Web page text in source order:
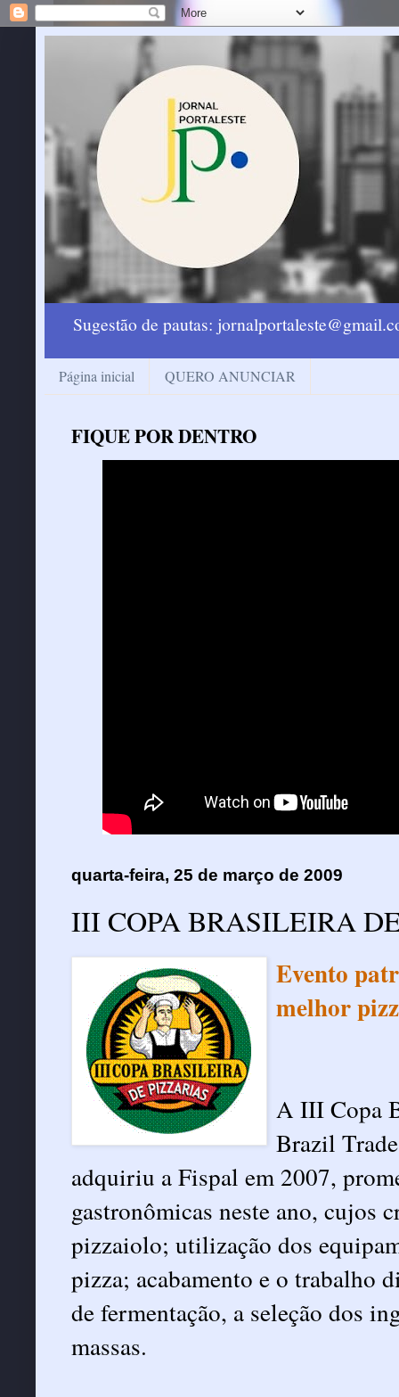
Sugestão de pautas:
Página inicial QUERO ANUNCIAR
FIQUE POR DENTRO
quarta-feira, 25 de março de 2009
III COPA BRASILEIRA
Evento
melhor
A III Copa
Brazil
adquiriu a Fispal em 2007,
gastronômicas neste ano, cujos
pizzaiolo; utilização dos
pizza; acabamento e o trabalho
de fermentação, a seleção dos
massas.